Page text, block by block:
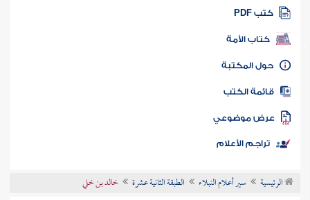
كتب PDF
كتاب الأمة
المكتبة
الكتب
موضوعي
تراجم الأعلام
الرئيسية سير أعلام النبلاء الطبقة الثانية عشرة خالد بن خلي